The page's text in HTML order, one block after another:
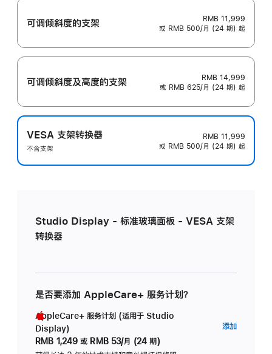
可调倾斜度的支架
RMB 11,999
或 RMB 500/月 (24 期) 起
可调倾斜度及高‍度的支‍架
RMB 14,999
或 RMB 625/月 (24 期) 起
VESA 支架转换器
不含支架
RMB 11,999
或 RMB 500/月 (24 期) 起
Studio Display - 标准玻璃面板 - VESA 支架
转换器
是否要添加 AppleCare+ 服务计划？
AppleCare+ 服务计划 (适用于 Studio
Display)
RMB 1,249 或 RMB 53/月 (24 期)
添加